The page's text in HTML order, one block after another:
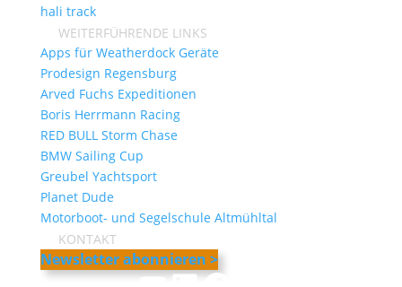
hali track
WEITERFÜHRENDE LINKS
Apps für Weatherdock Geräte
Prodesign Regensburg
Arved Fuchs Expeditionen
Boris Herrmann Racing
RED BULL Storm Chase
BMW Sailing Cup
Greubel Yachtsport
Planet Dude
Motorboot- und Segelschule Altmühltal
KONTAKT
Newsletter abonnieren >